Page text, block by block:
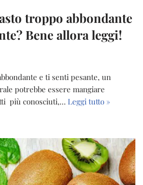
troppo abbondante
Bene allora leggi!
e ti senti pesante, un
potrebbe essere mangiare
più conosciuti,… Leggi tutto »